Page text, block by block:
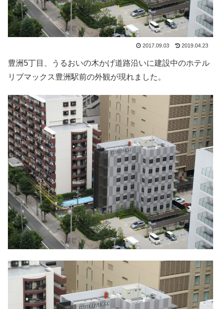
2017.09.03 2019.04.23
豊洲5丁目、うるおいの木かげ道路沿いに建設中のホテル
リブマックス豊洲駅前の外観が現れました。